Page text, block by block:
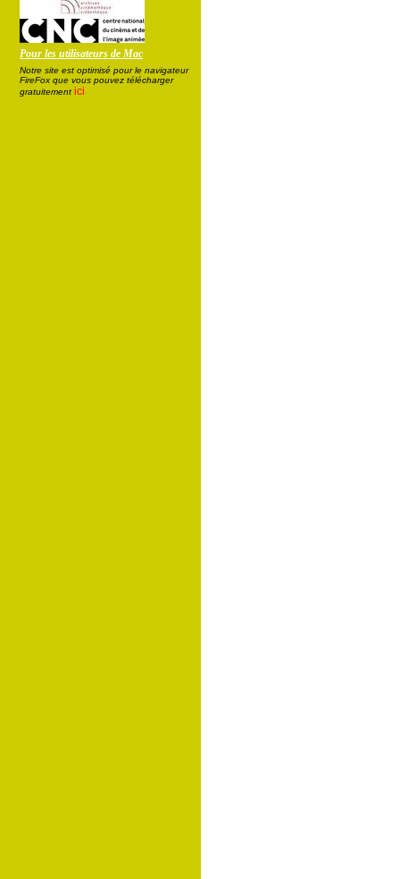
Pour les utilisateurs de Mac
Notre site est optimisé pour le navigateur
FireFox que vous pouvez télécharger
gratuitement ici